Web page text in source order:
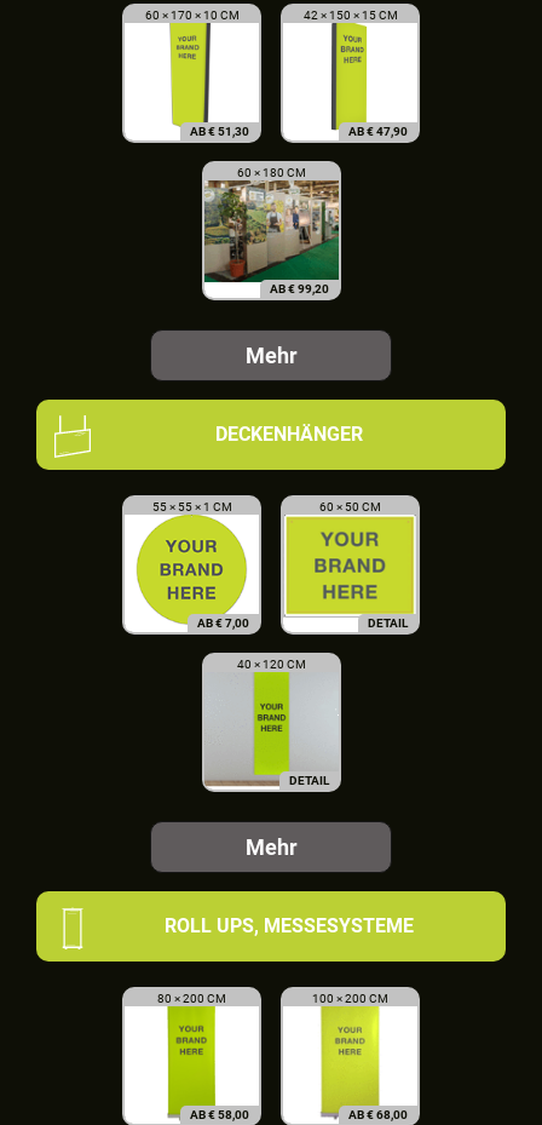
60 × 170 × 10 CM
AB€51,30
42 × 150 × 15 CM
AB€47,90
60 × 180 CM
AB€ 99,20
Mehr
DECKENHÄNGER
55 × 55 × 1 CM
AB€7,00
60 × 50 CM
DETAIL
40 × 120 CM
DETAIL
Mehr
ROLL UPS, MESSESYSTEME
80 × 200 CM
AB€58,00
100 × 200 CM
AB€68,00